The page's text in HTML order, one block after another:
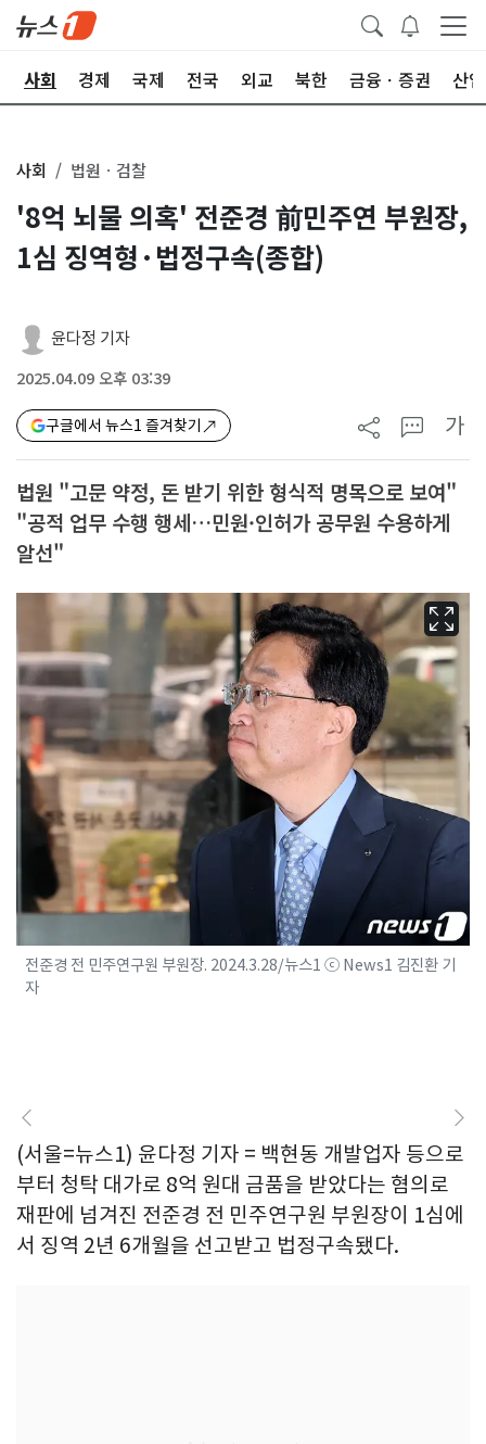
사회 경제 국제 전국 외교 북한 금융ㆍ증권 산업
사회 법원ㆍ검찰
'8억 뇌물 의혹' 전준경 前민주연 부원장,
1심 징역형·법정구속(종합)
윤다정 기자
2025.04.09 오후 03:39
구글에서 뉴스1 즐겨찾기 가
법원 "고문 약정, 돈 받기 위한 형식적 명목으로 보여"
"공적 업무 수행 행세…민원·인허가 공무원 수용하게
알선"
전준경 전 민주연구원 부원장. 2024.3.28/뉴스1 ⓒ News1 김진환 기
자
(서울=뉴스1) 윤다정 기자 = 백현동 개발업자 등으로
부터 청탁 대가로 8억 원대 금품을 받았다는 혐의로
재판에 넘겨진 전준경 전 민주연구원 부원장이 1심에
서 징역 2년 6개월을 선고받고 법정구속됐다.